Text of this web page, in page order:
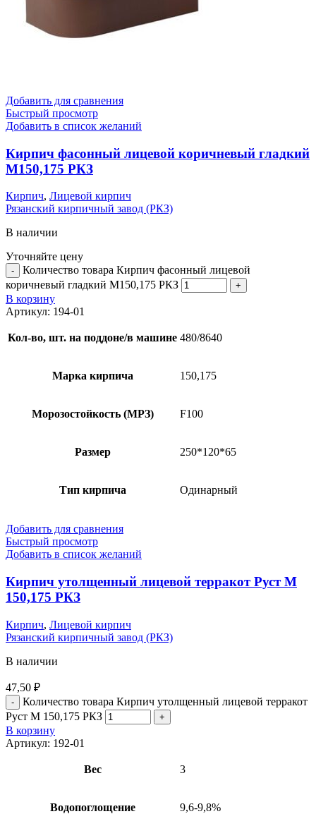
Добавить для сравнения
Быстрый просмотр
Добавить в список желаний
Кирпич фасонный лицевой коричневый гладкий
М150,175 РКЗ
Кирпич, Лицевой кирпич
Рязанский кирпичный завод (РКЗ)
В наличии
Уточняйте цену
Количество товара Кирпич фасонный лицевой
коричневый гладкий М150,175 РКЗ
В корзину
Артикул: 194-01
Кол-во, шт. на поддоне/в машине 480/8640
Марка кирпича 150,175
Морозостойкость (МРЗ) F100
Размер 250*120*65
Тип кирпича Одинарный
Добавить для сравнения
Быстрый просмотр
Добавить в список желаний
Кирпич утолщенный лицевой терракот Руст М
150,175 РКЗ
Кирпич, Лицевой кирпич
Рязанский кирпичный завод (РКЗ)
В наличии
47,50 ₽
Количество товара Кирпич утолщенный лицевой терракот
Руст М 150,175 РКЗ
В корзину
Артикул: 192-01
Вес 3
Водопоглощение 9,6-9,8%